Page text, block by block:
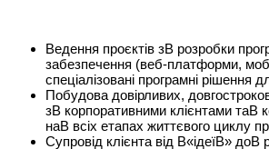
Ведення проєктів зВ розробки
забезпечення (веб-платформи,
спеціалізовані програмні рішення
Побудова довірливих,
зВ корпоративними клієнтами таВ
наВ всіх етапах життєвого циклу
Супровід клієнта від В«ідеїВ» доВ